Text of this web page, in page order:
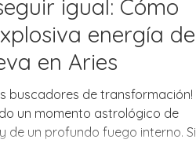
igual: Cómo
energía de
en Aries
buscadores de transformación!
un momento astrológico de
de un profundo fuego interno. Si